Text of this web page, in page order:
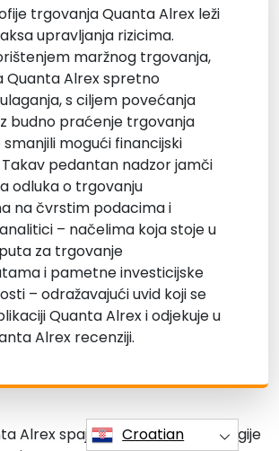
trgovanja Quanta Alrex leži
upravljanja rizicima.
maržnog trgovanja,
Alrex spretno
s ciljem povećanja
budno praćenje trgovanja
smanjili mogući financijski
Takav pedantan nadzor jamči
odluka o trgovanju
na čvrstim podacima i
– načelima koja stoje u
za trgovanje
i pametne investicijske
– odražavajući uvid koji se
Quanta Alrex i odjekuje u
Alrex recenziji.
Alrex spaja vrhunske metodologije
Croatian